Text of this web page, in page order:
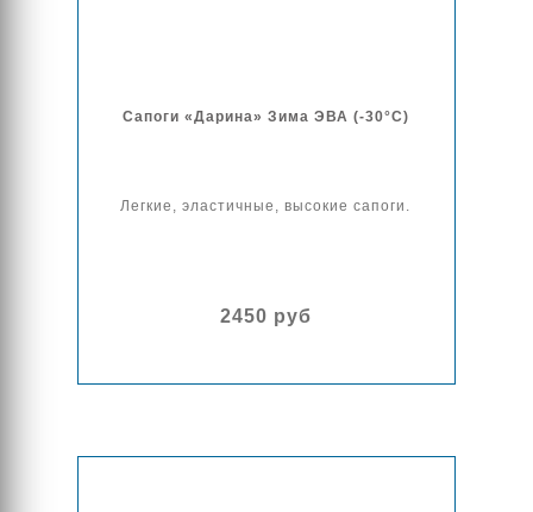
Сапоги «Дарина» Зима ЭВА (-30°C)
Легкие, эластичные, высокие сапоги.
2450 руб